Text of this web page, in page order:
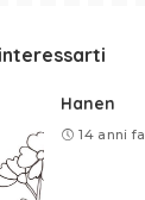
Hanen
14 anni fa